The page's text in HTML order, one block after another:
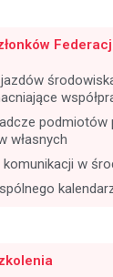
własnych
w